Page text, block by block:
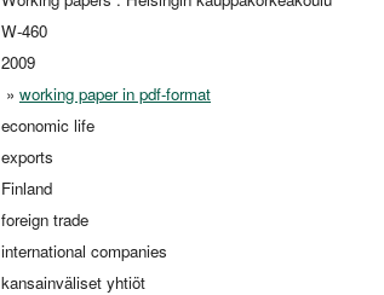
W-460
2009
» working paper in pdf-format
economic life
exports
Finland
foreign trade
international companies
kansainväliset yhtiöt